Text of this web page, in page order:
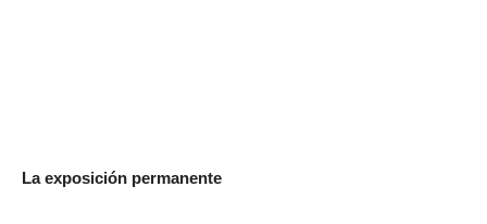
La exposición permanente